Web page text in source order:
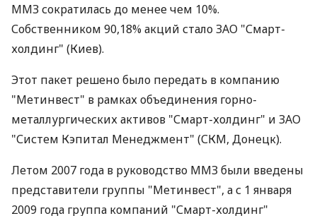
ММЗ сократилась до менее чем 10%.
Собственником 90,18% акций стало ЗАО "Смарт-
холдинг" (Киев).
Этот пакет решено было передать в компанию
"Метинвест" в рамках объединения горно-
металлургических активов "Смарт-холдинг" и ЗАО
"Систем Кэпитал Менеджмент" (СКМ, Донецк).
Летом 2007 года в руководство ММЗ были введены
представители группы "Метинвест", а с 1 января
2009 года группа компаний "Смарт-холдинг"